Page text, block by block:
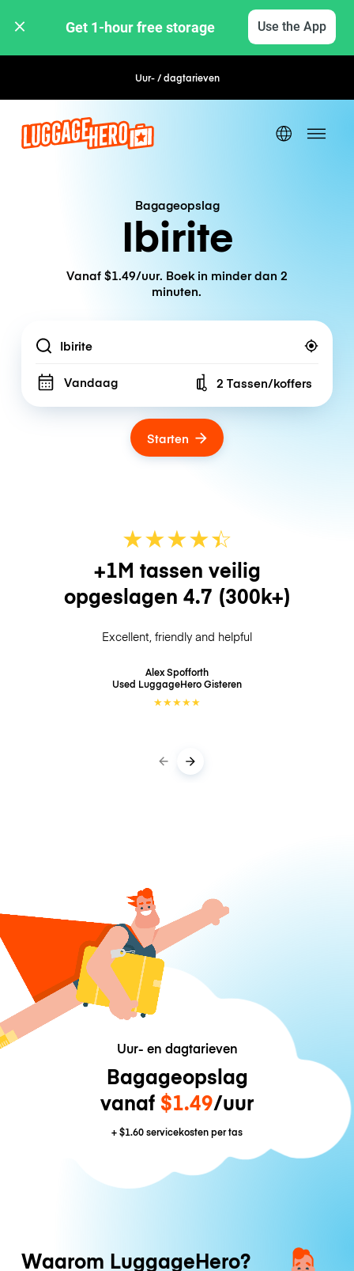
Get 1-hour free storage Use the App
Uur- / dagtarievenFlexibel boeken
Bagageopslag
Ibirite
Vanaf $1.49/uur. Boek in minder dan 2
minuten.
Location
Vandaag Number of bags
2 Tassen/koffers
Starten
★★★★☆
★
+1M tassen veilig
opgeslagen 4.7 (300k+)
Excellent, friendly and helpful
Alex Spofforth
Used LuggageHeroGisteren
★★★★★
Uur- en dagtarieven
Bagageopslag
vanaf $1.49/uur
+$1.60servicekosten per tas
Waarom LuggageHero?